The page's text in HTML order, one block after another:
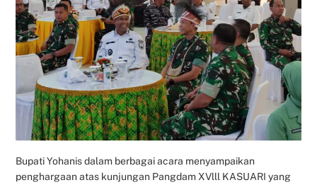
Bupati Yohanis dalam berbagai acara menyampaikan
penghargaan atas kunjungan Pangdam XVlll KASUARI yang